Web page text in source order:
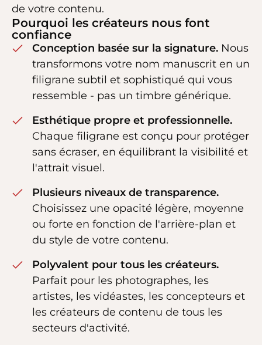
de votre contenu.
Pourquoi les créateurs nous font
confiance
Conception basée sur la signature. Nous
transformons votre nom manuscrit en un
filigrane subtil et sophistiqué qui vous
ressemble - pas un timbre générique.
Esthétique propre et professionnelle.
Chaque filigrane est conçu pour protéger
sans écraser, en équilibrant la visibilité et
l'attrait visuel.
Plusieurs niveaux de transparence.
Choisissez une opacité légère, moyenne
ou forte en fonction de l'arrière-plan et
du style de votre contenu.
Polyvalent pour tous les créateurs.
Parfait pour les photographes, les
artistes, les vidéastes, les concepteurs et
les créateurs de contenu de tous les
secteurs d'activité.